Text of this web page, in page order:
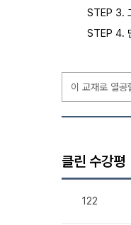
STEP 3.
STEP 4.
이 교재로 열
클린 수강평
122